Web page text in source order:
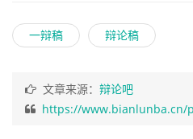
一辩稿 辩论稿
文章来源： 辩论吧
https://www.bianlunba.cn/